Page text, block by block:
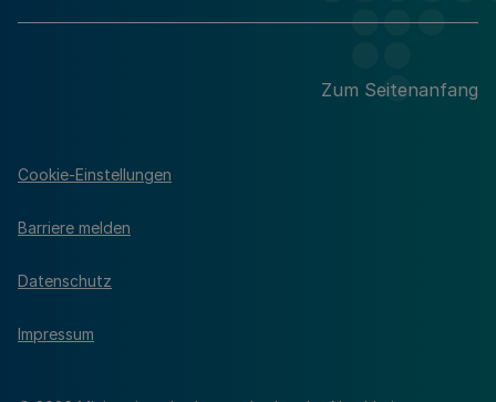
Zum Seitenanfang
Cookie-Einstellungen
Barriere melden
Datenschutz
Impressum